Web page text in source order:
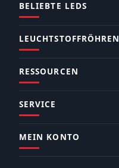
BELIEBTE LEDS
LEUCHTSTOFFRÖHREN
RESSOURCEN
SERVICE
MEIN KONTO